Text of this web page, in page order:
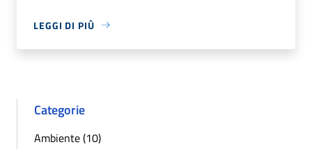
LEGGI DI PIÙ
Categorie
Ambiente (10)